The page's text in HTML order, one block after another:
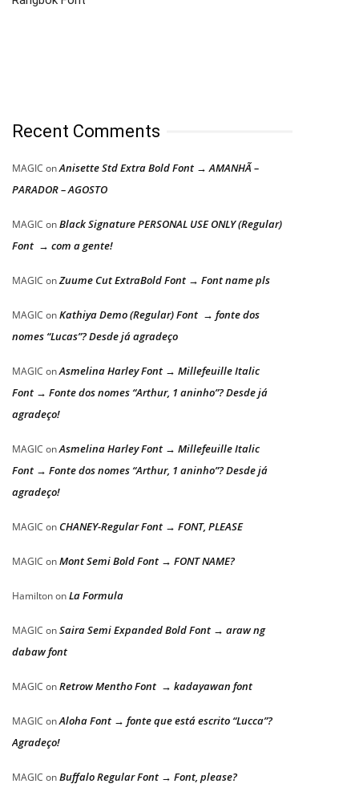
Recent Comments
MAGIC onAnisette Std Extra Bold Font → AMANHÃ –
PARADOR – AGOSTO
MAGIC onBlack Signature PERSONAL USE ONLY (Regular)
Font → com a gente!
MAGIC onZuume Cut ExtraBold Font → Font name pls
MAGIC onKathiya Demo (Regular) Font → fonte dos
nomes “Lucas”? Desde já agradeço
MAGIC onAsmelina Harley Font → Millefeuille Italic
Font → Fonte dos nomes “Arthur, 1 aninho”? Desde já
agradeço!
MAGIC onAsmelina Harley Font → Millefeuille Italic
Font → Fonte dos nomes “Arthur, 1 aninho”? Desde já
agradeço!
MAGIC on CHANEY-Regular Font → FONT, PLEASE
MAGIC onMont Semi Bold Font → FONT NAME?
HamiltononLa Formula
MAGIC onSaira Semi Expanded Bold Font → araw ng
dabaw font
MAGIC onRetrow Mentho Font → kadayawan font
MAGIC onAloha Font → fonte que está escrito “Lucca”?
Agradeço!
MAGIC onBuffalo Regular Font → Font, please?